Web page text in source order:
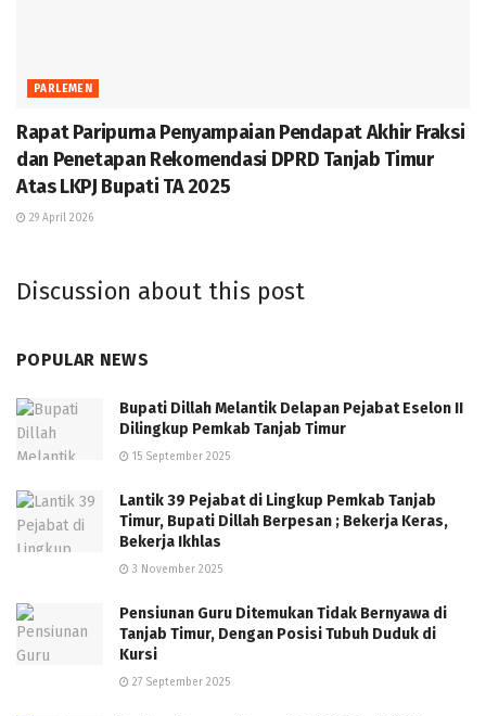
PARLEMEN
Rapat Paripurna Penyampaian Pendapat Akhir Fraksi
dan Penetapan Rekomendasi DPRD Tanjab Timur
Atas LKPJ Bupati TA 2025
29 April 2026
Discussion about this post
POPULAR NEWS
Bupati Dillah Melantik Delapan Pejabat Eselon II
Dilingkup Pemkab Tanjab Timur
15 September 2025
Lantik 39 Pejabat di Lingkup Pemkab Tanjab
Timur, Bupati Dillah Berpesan ; Bekerja Keras,
Bekerja Ikhlas
3 November 2025
Pensiunan Guru Ditemukan Tidak Bernyawa di
Tanjab Timur, Dengan Posisi Tubuh Duduk di
Kursi
27 September 2025